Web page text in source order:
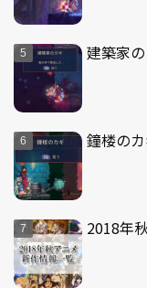
建築家
鐘楼の
2018年